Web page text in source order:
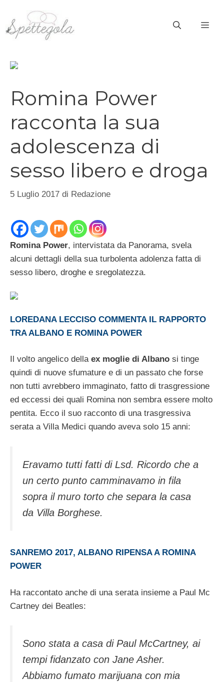
contenuto
Romina Power
racconta la sua
adolescenza di
sesso libero e droga
5 Luglio 2017 di Redazione
Romina Power, intervistata da Panorama, svela
alcuni dettagli della sua turbolenta adolenza fatta di
sesso libero, droghe e sregolatezza.
LOREDANA LECCISO COMMENTA IL RAPPORTO
TRA ALBANO E ROMINA POWER
Il volto angelico della ex moglie di Albano si tinge
quindi di nuove sfumature e di un passato che forse
non tutti avrebbero immaginato, fatto di trasgressione
ed eccessi dei quali Romina non sembra essere molto
pentita. Ecco il suo racconto di una trasgressiva
serata a Villa Medici quando aveva solo 15 anni:
Eravamo tutti fatti di Lsd. Ricordo che a
un certo punto camminavamo in fila
sopra il muro torto che separa la casa
da Villa Borghese.
SANREMO 2017, ALBANO RIPENSA A ROMINA
POWER
Ha raccontato anche di una serata insieme a Paul Mc
Cartney dei Beatles:
Sono stata a casa di Paul McCartney, ai
tempi fidanzato con Jane Asher.
Abbiamo fumato marijuana con mia